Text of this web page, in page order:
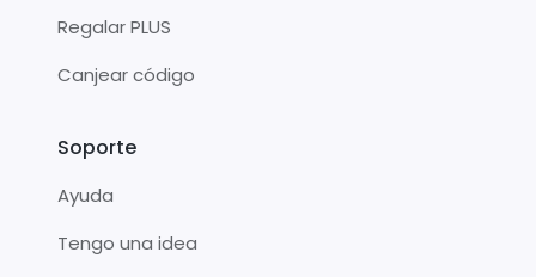
Regalar PLUS
Canjear código
Soporte
Ayuda
Tengo una idea